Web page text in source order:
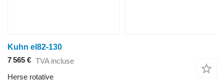
Kuhn el82-130
7 565 € TVA incluse
Herse rotative